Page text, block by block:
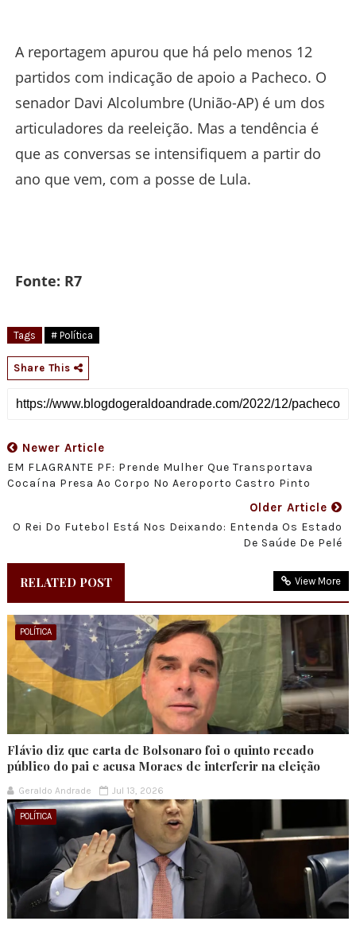
A reportagem apurou que há pelo menos 12
partidos com indicação de apoio a Pacheco. O
senador Davi Alcolumbre (União-AP) é um dos
articuladores da reeleição. Mas a tendência é
que as conversas se intensifiquem a partir do
ano que vem, com a posse de Lula.
Fonte: R7
Tags # Política
Share This
Newer Article
EM FLAGRANTE PF: Prende Mulher Que Transportava
Cocaína Presa Ao Corpo No Aeroporto Castro Pinto
Older Article
O Rei Do Futebol Está Nos Deixando: Entenda Os Estado
De Saúde De Pelé
RELATED POST View More
POLÍTICA
Flávio diz que carta de Bolsonaro foi o quinto recado
público do pai e acusa Moraes de interferir na eleição
Geraldo Andrade Jul 13, 2026
POLÍTICA